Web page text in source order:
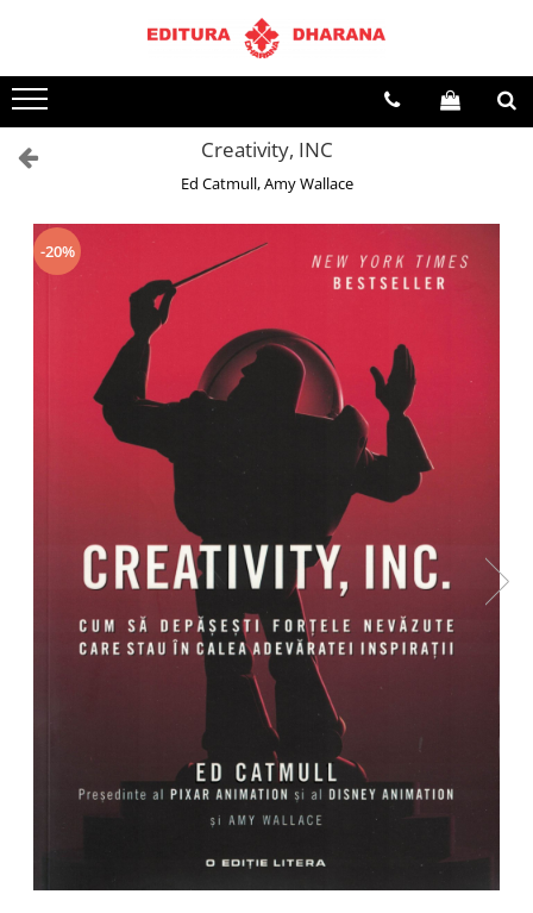
Toate Produsele
CARTI EDITURA DHARANA
OFERTE LA PACHET
Terapii
Dietoterapie
Dezvoltare personala
AUDIOBOOK
Business, Economie
Carti pentru copii
Psihologie
Sanatate
Sociologie
Creativity, INC
Ed Catmull, Amy Wallace
-20%